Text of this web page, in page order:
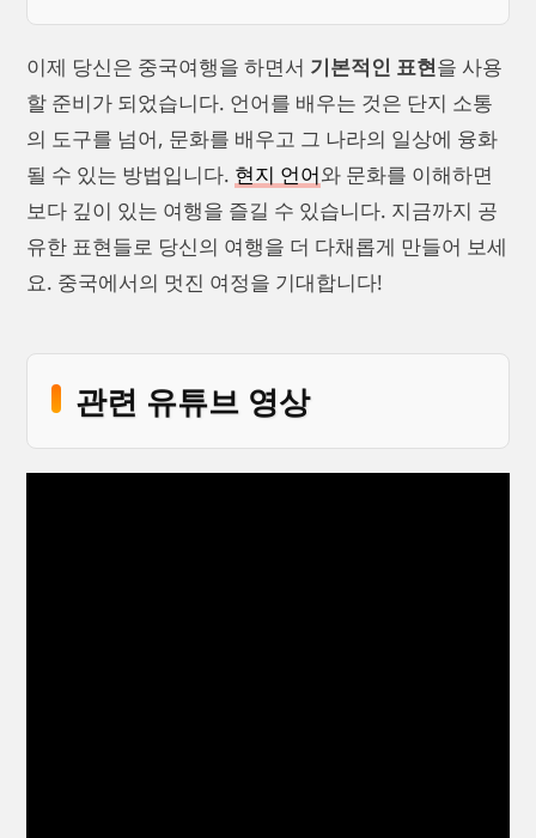
이제 당신은 중국여행을 하면서 기본적인 표현을 사용
할 준비가 되었습니다. 언어를 배우는 것은 단지 소통
의 도구를 넘어, 문화를 배우고 그 나라의 일상에 융화
될 수 있는 방법입니다. 현지 언어와 문화를 이해하면
보다 깊이 있는 여행을 즐길 수 있습니다. 지금까지 공
유한 표현들로 당신의 여행을 더 다채롭게 만들어 보세
요. 중국에서의 멋진 여정을 기대합니다!
관련 유튜브 영상